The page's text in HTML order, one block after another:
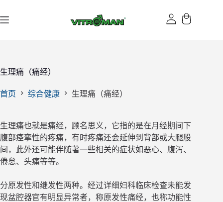
过
生理痛（痛经）
首页 综合健康 生理痛（痛经）
生理痛也就是痛经，顾名思义，它指的是在月经期间下
腹部痉挛性的疼痛，有时疼痛还会延伸到背部或大腿股
间，此外还可能伴随著一些相关的症状如恶心、腹泻、
倦怠、头痛等等。
分原发性和继发性两种。经过详细妇科临床检查未能发
现盆腔器官有明显异常者，称原发性痛经，也称功能性